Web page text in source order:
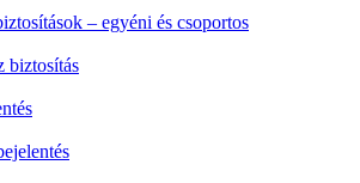
– egyéni és csoportos
biztosítás